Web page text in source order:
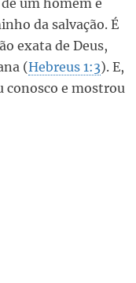
da salvação. É
exata de Deus,
(Hebreus 1:3). E,
conosco e mostrou